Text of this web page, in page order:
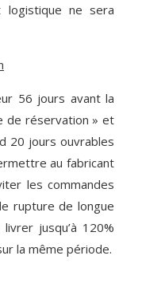
ne sera
56 jours avant la
de réservation » et
20 jours ouvrables
au fabricant
les commandes
rupture de longue
jusqu’à 120%
la même période.